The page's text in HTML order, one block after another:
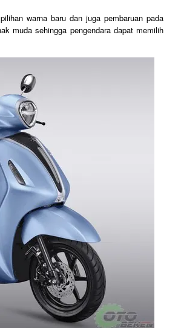
warna baru dan juga pembaruan pada
muda sehingga pengendara dapat memilih